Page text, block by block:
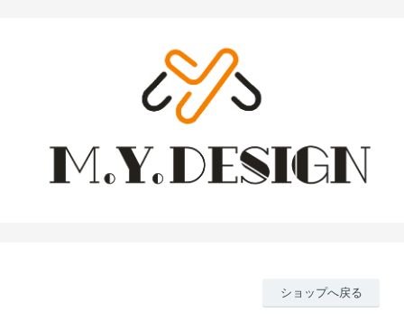
ショップへ戻る